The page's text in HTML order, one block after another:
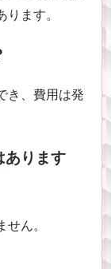
ます。
き、費用は発
あります
ん。